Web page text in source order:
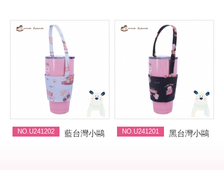
NO.U241202 藍台灣小鷗 NO.U241201 黑台灣小鷗